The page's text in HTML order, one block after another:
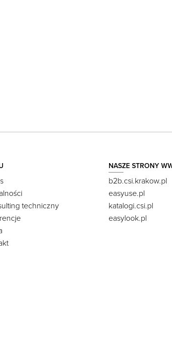
techniczny
NASZE STRONY
b2b.csi.krakow.pl
easyuse.pl
katalogi.csi.pl
easylook.pl